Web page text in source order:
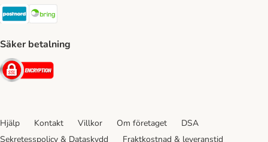
Postnord Shipping Method
Säker betalning
Security
Hjälp Kontakt Villkor Om företaget
DSA
Sekretesspolicy & Dataskydd
Fraktkostnad & leveranstid